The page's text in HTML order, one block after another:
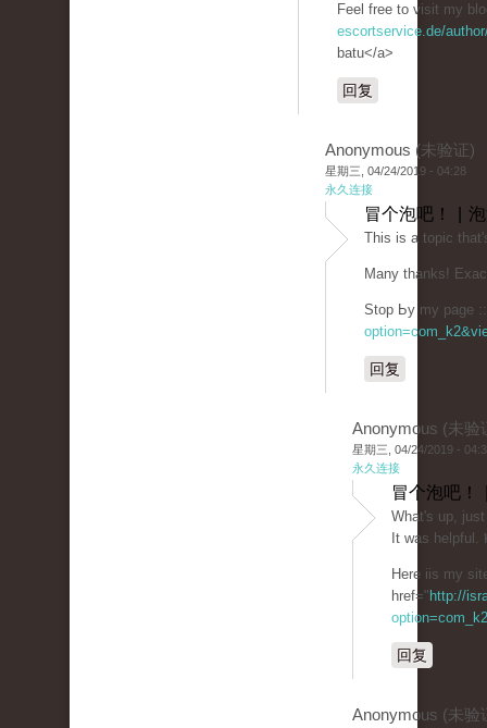
Feel free to visit my
escortservice.de/
batu</a>
回复
Anonymous (未验证)
星期三, 04/24/2019 - 04:28
永久连接
冒个泡吧！ |
This is a topiс
Many thаnks!
Stop Ьy my page
回复
Anonymous (未验
星期三, 04/24/2019 -
永久连接
冒个泡吧！
What's up,
It was helpful.
Here iis my
href=" http://
回复
Anonymous (未验